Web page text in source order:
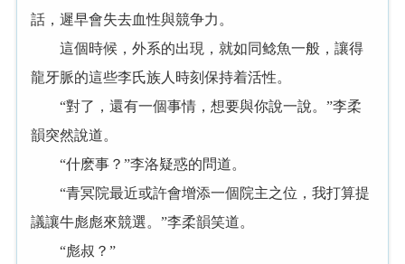
話，遲早會失去血性與競争力。
這個時候，外系的出現，就如同鲶魚一般，讓得
龍牙脈的這些李氏族人時刻保持着活性。
“對了，還有一個事情，想要與你說一說。”李柔
韻突然說道。
“什麽事？”李洛疑惑的問道。
“青冥院最近或許會增添一個院主之位，我打算提
議讓牛彪彪來競選。”李柔韻笑道。
“彪叔？”